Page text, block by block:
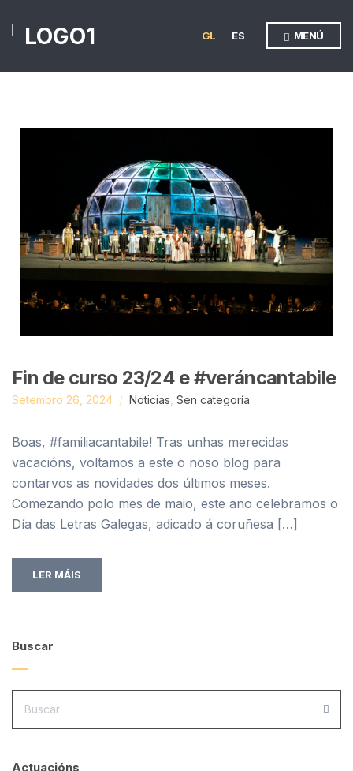
GL ES MENÚ
Fin de curso 23/24 e #veráncantabile
Setembro 26, 2024 Noticias Sen categoría
Boas, #familiacantabile! Tras unhas merecidas
vacacións, voltamos a este o noso blog para
contarvos as novidades dos últimos meses.
Comezando polo mes de maio, este ano celebramos o
Día das Letras Galegas, adicado á coruñesa […]
LER MÁIS
Buscar
Actuacións